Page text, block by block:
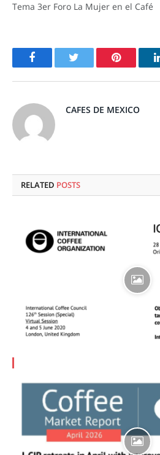
Tema 3er Foro La Mujer en el Café
Facebook Pinterest
CAFES DE MEXICO
RELATED POSTS